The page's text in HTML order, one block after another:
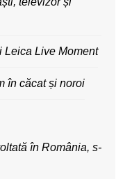
Leica Live Moment
în căcat și noroi
în România, s-